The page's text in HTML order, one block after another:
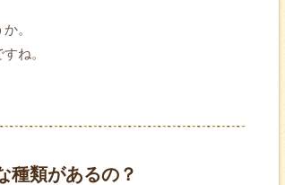
。
ね。
種類があるの？